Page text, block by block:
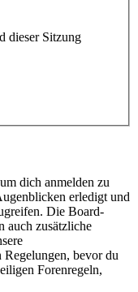
dieser Sitzung
dich anmelden zu
erledigt und
Die Board-
auch zusätzliche
bevor du
Forenregeln,